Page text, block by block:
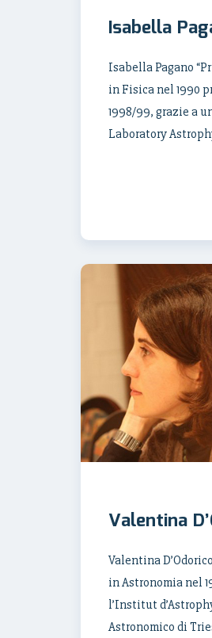
Isabella
Isabella Pagano
in Fisica nel 1990
1998/99, grazie a
Laboratory
Valentina
Valentina
in Astronomia nel
l’Institut
Astronomico di